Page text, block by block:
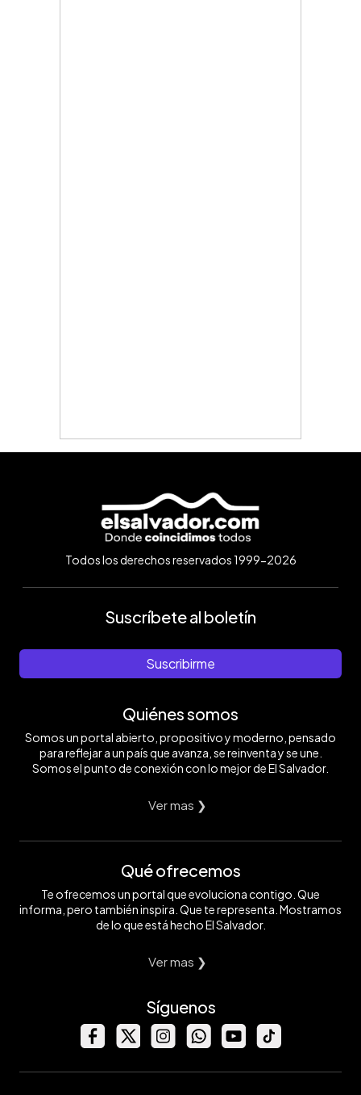
Todos los derechos reservados 1999-2026
Suscríbete al boletín
Suscribirme
Quiénes somos
Somos un portal abierto, propositivo y moderno, pensado
para reflejar a un país que avanza, se reinventa y se une.
Somos el punto de conexión con lo mejor de El Salvador.
Ver mas ❯
Qué ofrecemos
Te ofrecemos un portal que evoluciona contigo. Que
informa, pero también inspira. Que te representa. Mostramos
de lo que está hecho El Salvador.
Ver mas ❯
Síguenos